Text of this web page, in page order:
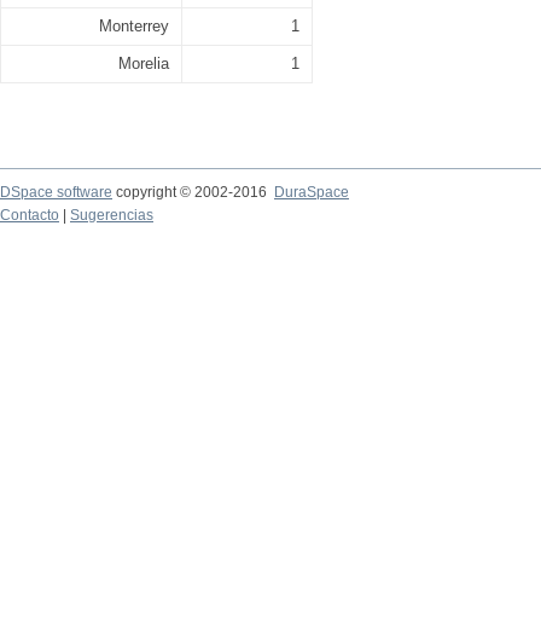
Monterrey 1
Morelia 1
DSpace software copyright © 2002-2016
DuraSpace
Contacto
Sugerencias